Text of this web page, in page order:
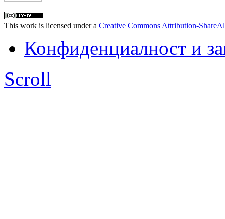
This work is licensed under a Creative Commons Attribution-
Конфиденциалност и
Scroll